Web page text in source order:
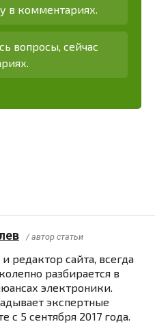
в комментариях.
вопросы, сейчас
/ автор статьи
редактор сайта, всегда
разбирается в
электроники.
экспертные
с 5 сентября 2017 года.